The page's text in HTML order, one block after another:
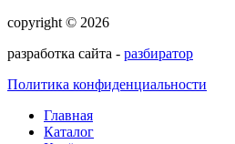
copyright © 2026
разработка сайта - разбиратор
Политика конфиденциальности
Главная
Каталог